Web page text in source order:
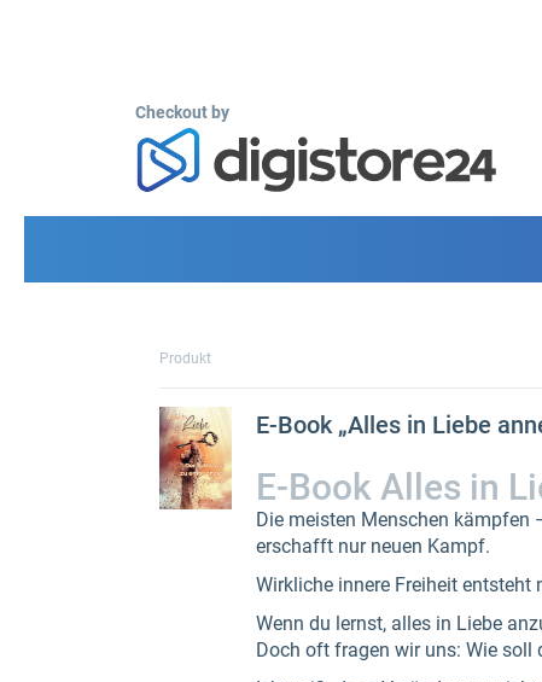
Checkout by
Produkt
E-Book „Alles in Liebe
E-Book Alles in
Die meisten Menschen kämpfen
erschafft nur neuen Kampf.
Wirkliche innere Freiheit
Wenn du lernst, alles in Liebe
Doch oft fragen wir uns: Wie soll